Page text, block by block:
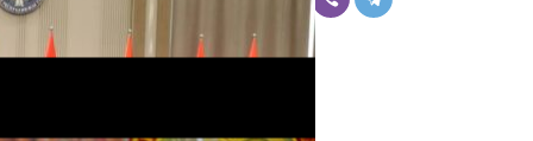
Комментарийлер